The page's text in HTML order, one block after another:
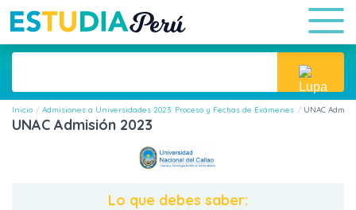
Inicio Admisiones a Universidades 2023: Proceso y Fechas de Exámenes UNAC
UNAC Admisión 2023
Lo que debes saber: